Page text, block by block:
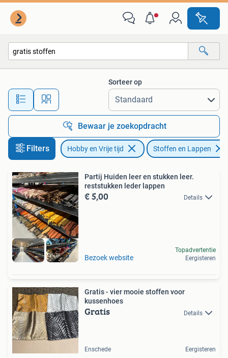
Alle afstanden…
Sorteer op
Bewaar je zoekopdracht
Filters Hobby en Vrije tijd Stoffen en Lappen
Partij Huiden leer en stukken leer.
reststukken leder lappen
€ 5,00 Details
Bezoek website
Topadvertentie
Eergisteren
Gratis - vier mooie stoffen voor
kussenhoes
Gratis Details
Enschede Eergisteren